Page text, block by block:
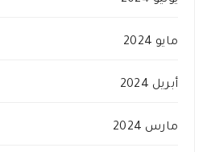
مايو 2024
أبريل 2024
مارس 2024